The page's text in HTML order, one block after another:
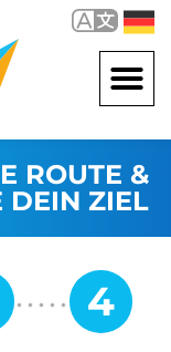
ROUTE &
DEIN ZIEL